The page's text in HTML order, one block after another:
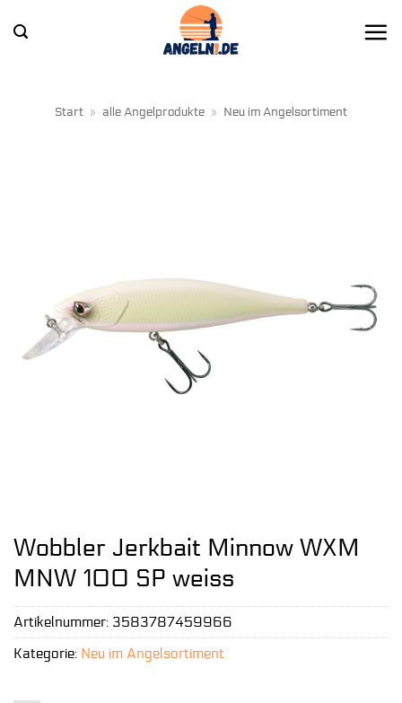
Inhalt
Start » alle Angelprodukte » Neu im Angelsortiment
Wobbler Jerkbait Minnow WXM
MNW 100 SP weiss
Artikelnummer: 3583787459966
Kategorie: Neu im Angelsortiment